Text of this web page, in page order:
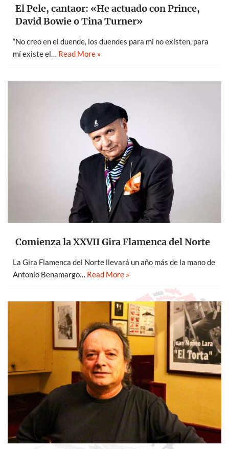
El Pele, cantaor: «He actuado con Prince,
David Bowie o Tina Turner»
“No creo en el duende, los duendes para mi no existen, para
mí existe el… Read More »
Comienza la XXVII Gira Flamenca del Norte
La Gira Flamenca del Norte llevará un año más de la mano de
Antonio Benamargo… Read More »